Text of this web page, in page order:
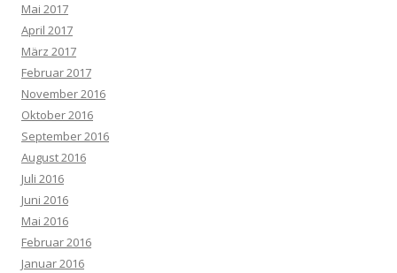
Mai 2017
April 2017
März 2017
Februar 2017
November 2016
Oktober 2016
September 2016
August 2016
Juli 2016
Juni 2016
Mai 2016
Februar 2016
Januar 2016